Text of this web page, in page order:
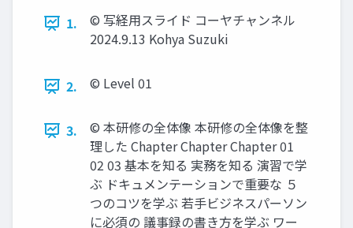
1.
©︎ 写経用スライド コーヤチャンネル
2024.9.13 Kohya Suzuki
2. ©︎ Level 01
3.
©︎ 本研修の全体像 本研修の全体像を整
理した Chapter Chapter Chapter 01
02 03 基本を知る 実務を知る 演習で学
ぶ ドキュメンテーションで重要な ５
つのコツを学ぶ 若手ビジネスパーソン
に必須の 議事録の書き方を学ぶ ワー